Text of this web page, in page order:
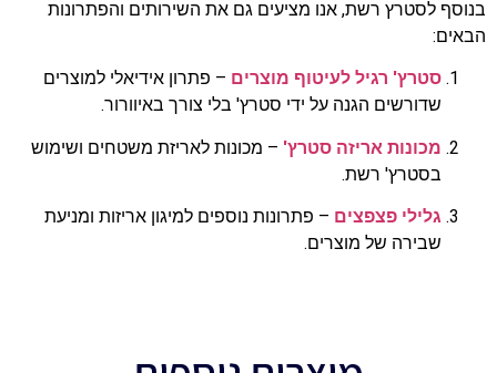
בנוסף לסטרץ רשת, אנו מציעים גם את השירותים והפתרונות
הבאים:
סטרץ' רגיל לעיטוף מוצרים – פתרון אידיאלי למוצרים
שדורשים הגנה על ידי סטרץ' בלי צורך באיוורור.
מכונות אריזה סטרץ' – מכונות לאריזת משטחים ושימוש
בסטרץ' רשת.
גלילי פצפצים – פתרונות נוספים למיגון אריזות ומניעת
שבירה של מוצרים.